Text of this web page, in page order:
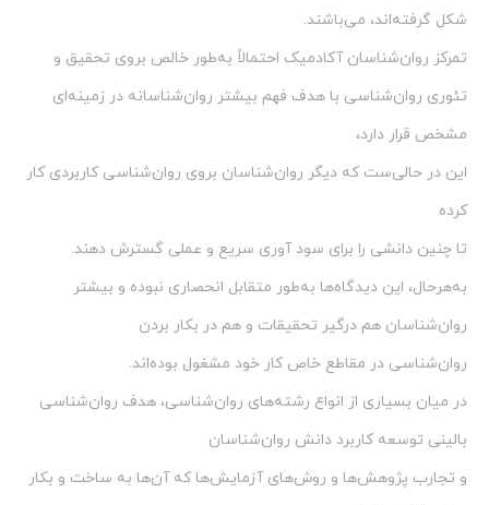
شکل گرفته‌اند، می‌باشند.
تمرکز روان‌شناسان آکادمیک احتمالاً به‌طور خالص بروی تحقیق و
تئوری روان‌شناسی با هدف فهم بیشتر روان‌شناسانه در زمینه‌ای
مشخص قرار دارد،
این در حالی‌ست که دیگر روان‌شناسان بروی روان‌شناسی کاربردی کار
کرده
تا چنین دانشی را برای سود آوری سریع و عملی گسترش دهند.
به‌هرحال، این دیدگاه‌ها به‌طور متقابل انحصاری نبوده و بیشتر
روان‌شناسان هم درگیر تحقیقات و هم در بکار بردن
روان‌شناسی در مقاطع خاص کار خود مشغول بوده‌اند.
در میان بسیاری از انواع رشته‌های روان‌شناسی، هدف روان‌شناسی
بالینی توسعه کاربرد دانش روان‌شناسان
و تجارب پژوهش‌ها و روش‌های آزمایش‌ها که آن‌ها به ساخت و بکار